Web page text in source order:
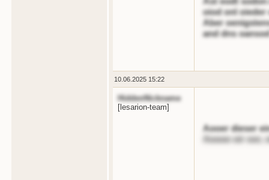
oiod onl oieder
Aber
and dns
10.06.2025 15:22
HiddenNickname
[lesarion-team]
Aooer dieser
Aoooe oir oor,